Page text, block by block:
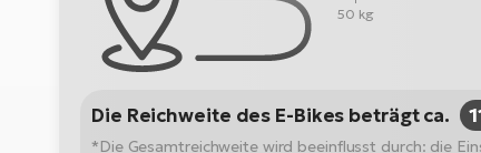
50 kg
Die Reichweite des E-Bikes beträgt ca.
*Die Gesamtreichweite wird beeinflusst durch: die